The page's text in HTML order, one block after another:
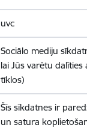
uvc
Sociālo mediju
lai Jūs varētu
tīklos)
Šīs sīkdatnes ir
un satura